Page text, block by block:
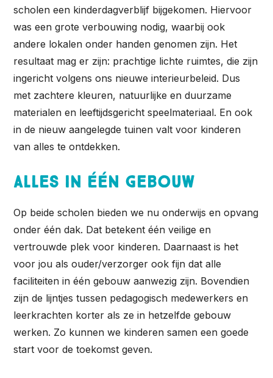
scholen een kinderdagverblijf bijgekomen. Hiervoor
was een grote verbouwing nodig, waarbij ook
andere lokalen onder handen genomen zijn. Het
resultaat mag er zijn: prachtige lichte ruimtes, die zijn
ingericht volgens ons nieuwe interieurbeleid. Dus
met zachtere kleuren, natuurlijke en duurzame
materialen en leeftijdsgericht speelmateriaal. En ook
in de nieuw aangelegde tuinen valt voor kinderen
van alles te ontdekken.
Alles in één gebouw
Op beide scholen bieden we nu onderwijs en opvang
onder één dak. Dat betekent één veilige en
vertrouwde plek voor kinderen. Daarnaast is het
voor jou als ouder/verzorger ook fijn dat alle
faciliteiten in één gebouw aanwezig zijn. Bovendien
zijn de lijntjes tussen pedagogisch medewerkers en
leerkrachten korter als ze in hetzelfde gebouw
werken. Zo kunnen we kinderen samen een goede
start voor de toekomst geven.